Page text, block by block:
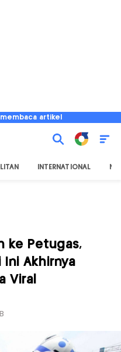
artikel
INTERNATIONAL
ke Petugas,
Ini Akhirnya
Viral